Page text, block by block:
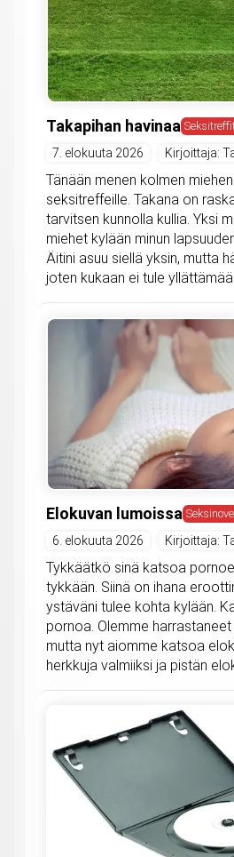
Takapihan havinaa
7. elokuuta 2026 Kirjoittaja:
Tänään menen kolmen
seksitreffeille. Takana on
tarvitsen kunnolla kullia. Yksi
miehet kylään minun
Äitini asuu siellä yksin, mutta
joten kukaan ei tule
Elokuvan lumoissa
6. elokuuta 2026 Kirjoittaja:
Tykkäätkö sinä katsoa
tykkään. Siinä on ihana
ystäväni tulee kohta kylään.
pornoa. Olemme
mutta nyt aiomme katsoa
herkkuja valmiiksi ja pistän